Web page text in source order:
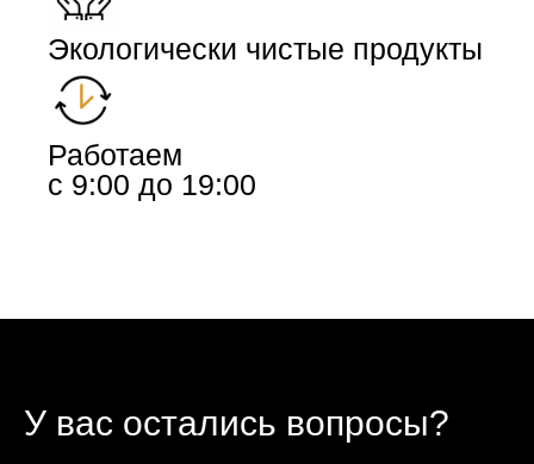
Экологически чистые продукты
Работаем
с 9:00 до 19:00
У вас остались вопросы?